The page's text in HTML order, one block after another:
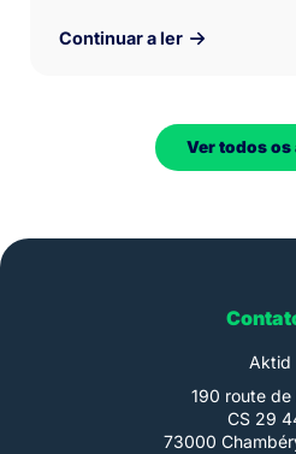
Continuar a ler
Ver todos os
Aktid
190 route de
CS 29
73000